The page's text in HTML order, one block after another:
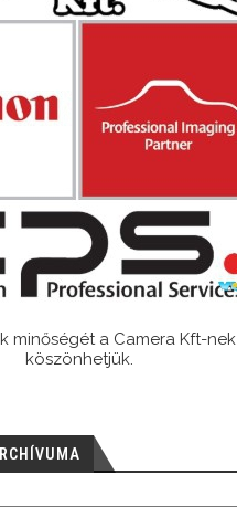
minőségét a Camera Kft-nek
köszönhetjük.